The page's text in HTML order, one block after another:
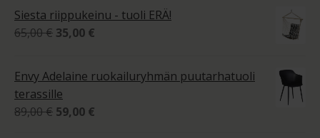
940,00 €.645,00 €.
Siesta riippukeinu - tuoli ERÄ!
65,00€ Alkuperäinen
65,00 €.
35,00 €
35,00 €.
Envy Adelaine ruokailuryhmän puutarhatuoli
terassille
89,00€ Alkuperäinen
59,00 €